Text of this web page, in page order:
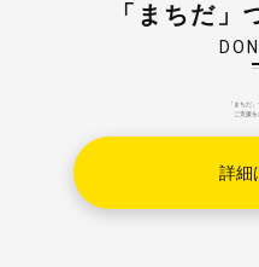
「まちだ」
「まちだ
ご支援
詳細